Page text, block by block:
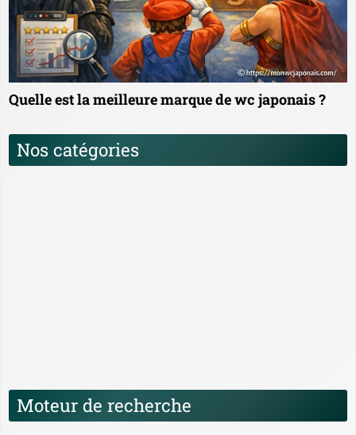
Quelle est la meilleure marque de wc japonais ?
Nos catégories
Moteur de recherche